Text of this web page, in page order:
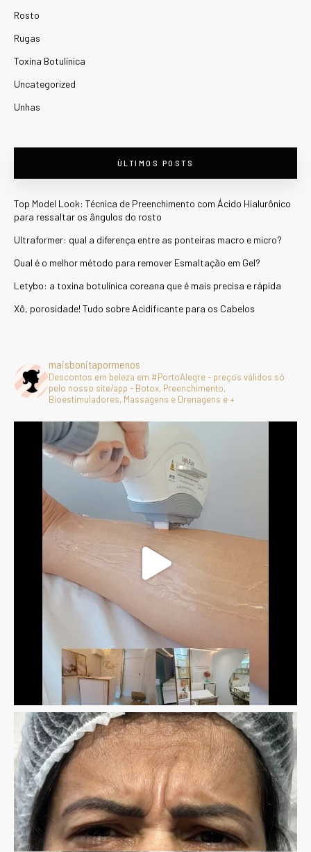
Rosto
Rugas
Toxina Botulínica
Uncategorized
Unhas
ÚLTIMOS POSTS
Top Model Look: Técnica de Preenchimento com Ácido Hialurônico
para ressaltar os ângulos do rosto
Ultraformer: qual a diferença entre as ponteiras macro e micro?
Qual é o melhor método para remover Esmaltação em Gel?
Letybo: a toxina botulínica coreana que é mais precisa e rápida
Xô, porosidade! Tudo sobre Acidificante para os Cabelos
maisbonitapormenos
Descontos em beleza em #PortoAlegre - preços válidos só
pelo nosso site/app - Botox, Preenchimento,
Bioestimuladores, Massagens e Drenagens e +